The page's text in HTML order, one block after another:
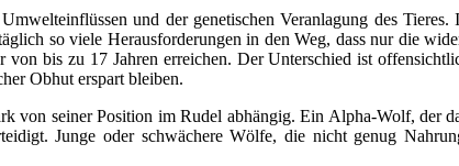
und der genetischen Veranlagung des
so viele Herausforderungen in den Weg, dass nur die
bis zu 17 Jahren erreichen. Der Unterschied ist
Obhut erspart bleiben.
von seiner Position im Rudel abhängig. Ein Alpha-Wolf, der
Junge oder schwächere Wölfe, die nicht genug